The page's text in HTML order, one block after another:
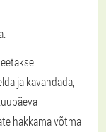
ja kavandada,
hakkama võtma